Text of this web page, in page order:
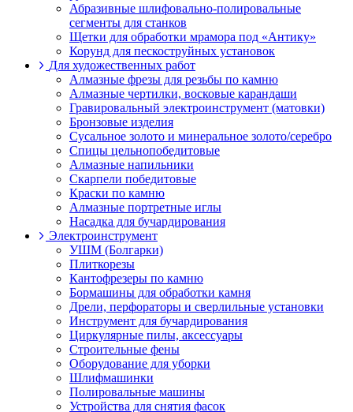
Абразивные шлифовально-полировальные
сегменты для станков
Щетки для обработки мрамора под «Антику»
Корунд для пескоструйных установок
Для художественных работ
Алмазные фрезы для резьбы по камню
Алмазные чертилки, восковые карандаши
Гравировальный электроинструмент (матовки)
Бронзовые изделия
Сусальное золото и минеральное золото/серебро
Спицы цельнопобедитовые
Алмазные напильники
Скарпели победитовые
Краски по камню
Алмазные портретные иглы
Насадка для бучардирования
Электроинструмент
УШМ (Болгарки)
Плиткорезы
Кантофрезеры по камню
Бормашины для обработки камня
Дрели, перфораторы и сверлильные установки
Инструмент для бучардирования
Циркулярные пилы, аксессуары
Строительные фены
Оборудование для уборки
Шлифмашинки
Полировальные машины
Устройства для снятия фасок